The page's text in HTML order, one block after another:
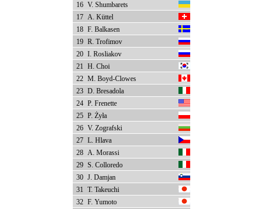
16 V. Shumbarets
17 A. Küttel
18 F. Balkasen
19 R. Trofimov
20 I. Rosliakov
21 H. Choi
22 M. Boyd-Clowes
23 D. Bresadola
24 P. Frenette
25 P. Żyła
26 V. Zografski
27 L. Hlava
28 A. Morassi
29 S. Colloredo
30 J. Damjan
31 T. Takeuchi
32 F. Yumoto